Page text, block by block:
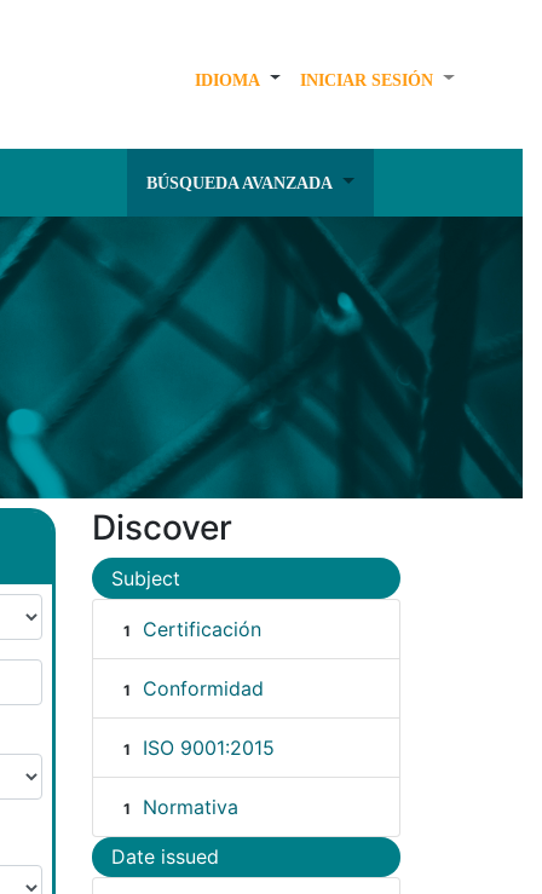
IDIOMA INICIAR SESIÓN
BÚSQUEDA AVANZADA
Discover
Subject
1 Certificación
1 Conformidad
1 ISO 9001:2015
1 Normativa
Date issued